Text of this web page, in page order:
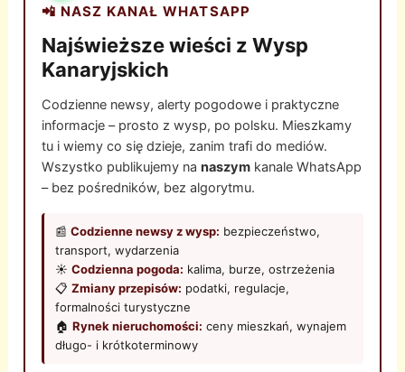
📲 NASZ KANAŁ WHATSAPP
Najświeższe wieści z Wysp
Kanaryjskich
Codzienne newsy, alerty pogodowe i praktyczne
informacje – prosto z wysp, po polsku. Mieszkamy
tu i wiemy co się dzieje, zanim trafi do mediów.
Wszystko publikujemy nanaszym kanale WhatsApp
– bez pośredników, bez algorytmu.
📰Codzienne newsy z wysp: bezpieczeństwo,
transport, wydarzenia
☀️Codzienna pogoda: kalima, burze, ostrzeżenia
📋Zmiany przepisów: podatki, regulacje,
formalności turystyczne
🏠Rynek nieruchomości: ceny mieszkań, wynajem
długo- i krótkoterminowy